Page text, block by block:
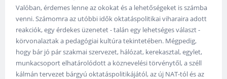
Valóban, érdemes lenne az okokat és a lehetőségeket is számba
venni. Számomra az utóbbi idők oktatáspolitikai viharaira adott
reakciók, egy érdekes üzenetet - talán egy lehetséges választ -
körvonalaztak a pedagógiai kultúra tekintetében. Mégpedig,
hogy bár jó pár szakmai szervezet, hálózat, kerekasztal, egylet,
munkacsoport elhatárolódott a köznevelési törvénytől, a széll
kálmán tervezet bárgyú oktatáspolitikájától, az új NAT-tól és az